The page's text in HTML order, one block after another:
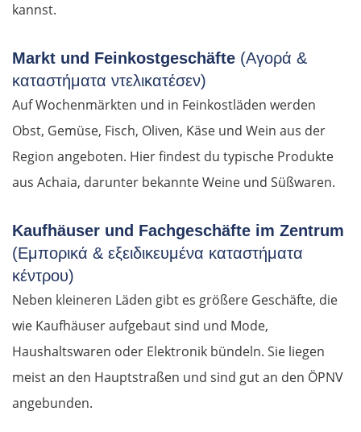
kannst.
Markt und Feinkostgeschäfte (Αγορά &
καταστήματα ντελικατέσεν)
Auf Wochenmärkten und in Feinkostläden werden
Obst, Gemüse, Fisch, Oliven, Käse und Wein aus der
Region angeboten. Hier findest du typische Produkte
aus Achaia, darunter bekannte Weine und Süßwaren.
Kaufhäuser und Fachgeschäfte im Zentrum
(Εμπορικά & εξειδικευμένα καταστήματα
κέντρου)
Neben kleineren Läden gibt es größere Geschäfte, die
wie Kaufhäuser aufgebaut sind und Mode,
Haushaltswaren oder Elektronik bündeln. Sie liegen
meist an den Hauptstraßen und sind gut an den ÖPNV
angebunden.